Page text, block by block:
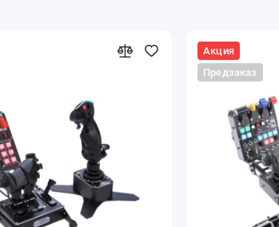
установить последнюю версию прошивки
через фирменный софт
VPC
Акция
Предзаказ